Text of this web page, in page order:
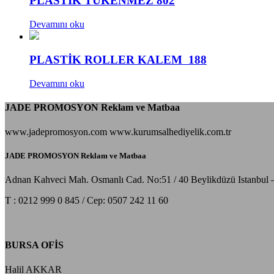
Devamını oku
PLASTİK ROLLER KALEM 188
Devamını oku
JADE PROMOSYON Reklam ve Matbaa
www.jadepromosyon.com www.kurumsalhediyelik.com.tr
JADE PROMOSYON Reklam ve Matbaa
Adnan Kahveci Mah. Osmanlı Cad. No:51 / 40 Beylikdüzü Istanbul
T : 0212 999 0 845 / Cep: 0507 242 11 60
BURSA OFİS
Halil AKKAR